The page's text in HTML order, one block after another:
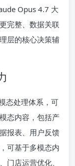
Opus 4.7 大
完整、数据关联
层的核心决策辅
态处理体系，可
态内容，包括产
报表、用户反馈
可基于多模态内
门店运营优化、